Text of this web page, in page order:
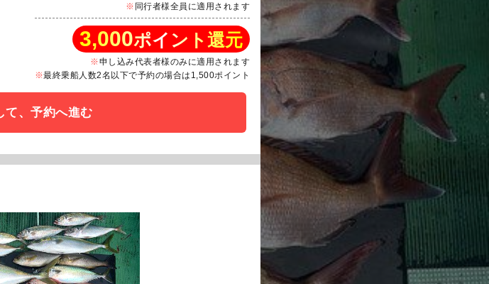
同行者様全員に適用されます
3,000ポイント還元
申し込み代表者様のみに適用されます
最終乗船人数2名以下で予約の場合は1,500ポイント
て、予約へ進む